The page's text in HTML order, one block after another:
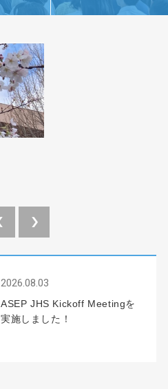
2026.08.03
ASEP JHS Kickoff Meetingを
実施しました！